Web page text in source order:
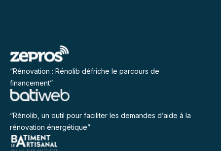
“Rénovation : Rénolib défriche le parcours de
financement”
“Rénolib, un outil pour faciliter les demandes d’aide à la
rénovation énergétique”